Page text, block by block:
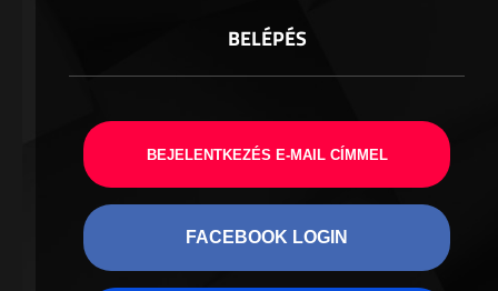
BELÉPÉS
BEJELENTKEZÉS E-MAIL CÍMMEL
FACEBOOK LOGIN